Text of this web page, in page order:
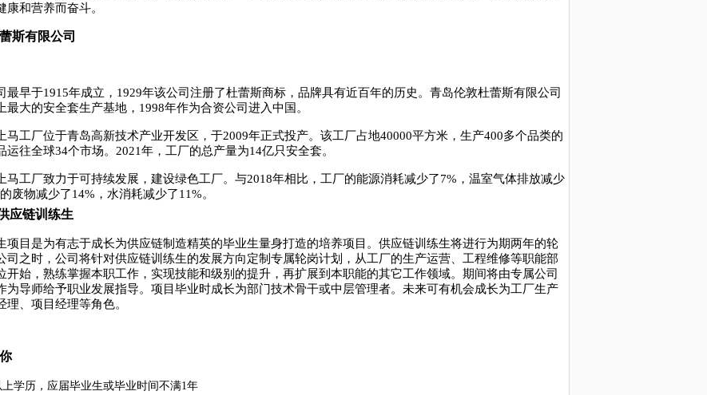
康和营养而奋斗。
斯有限公司
最早于1915年成立， 1929年该公司注册了杜蕾斯商标，品牌具有近百年的历史。青岛伦敦杜蕾斯有限公司
最大的安全套生产基地， 1998年作为合资公司进入中国。
马工厂位于青岛高新技术产业开发区，于2009年正式投产。该工厂占地40000平方米，生产400多个品类的
运往全球34个市场。 2021年，工厂的总产量为14亿只安全套。
马工厂致力于可持续发展，建设绿色工厂。与2018年相比，工厂的能源消耗减少了7% ，温室气体排放减少
的废物减少了14% ，水消耗减少了11%。
应链训练生
项目是为有志于成长为供应链制造精英的毕业生量身打造的培养项目。供应链训练生将进行为期两年的轮
司之时，公司将针对供应链训练生的发展方向定制专属轮岗计划，从工厂的生产运营、工程维修等职能部
开始，熟练掌握本职工作，实现技能和级别的提升，再扩展到本职能的其它工作领域。期间将由专属公司
为导师给予职业发展指导。项目毕业时成长为部门技术骨干或中层管理者。未来可有机会成长为工厂生产
理、项目经理等角色。
学历，应届毕业生或毕业时间不满1年